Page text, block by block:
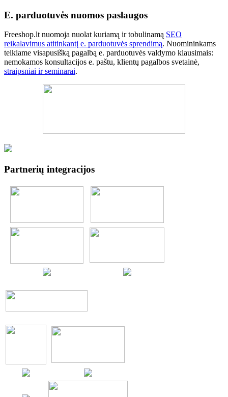
E. parduotuvės nuomos paslaugos
Freeshop.lt nuomoja nuolat kuriamą ir tobulinamą SEO
reikalavimus atitinkantį e. parduotuvės sprendimą. Nuomininkams
teikiame visapusišką pagalbą e. parduotuvės valdymo klausimais:
nemokamos konsultacijos e. paštu, klientų pagalbos svetainė,
straipsniai ir seminarai.
Partnerių integracijos